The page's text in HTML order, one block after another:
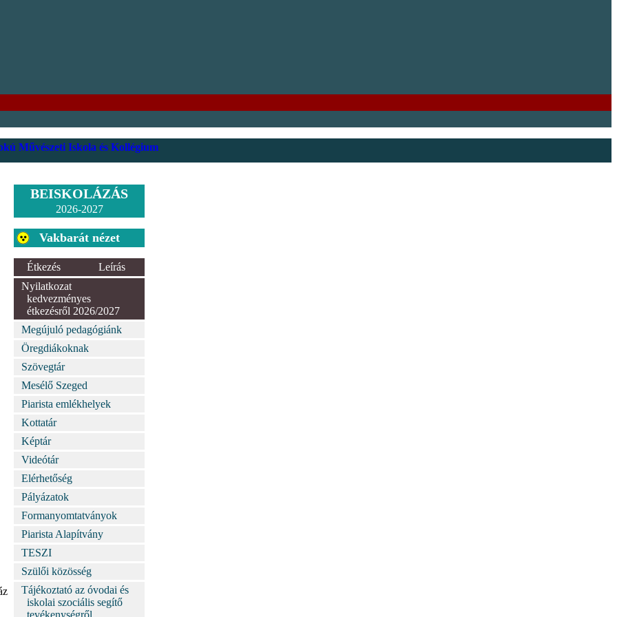
Művészeti Iskola és Kollégium
BEISKOLÁZÁS
2026-2027
Vakbarát nézet
Étkezés
Leírás
Nyilatkozat
kedvezményes
étkezésről 2026/2027
Megújuló pedagógiánk
Öregdiákoknak
Szövegtár
Mesélő Szeged
Piarista emlékhelyek
Kottatár
Képtár
Videótár
Elérhetőség
Pályázatok
Formanyomtatványok
Piarista Alapítvány
TESZI
Szülői közösség
Tájékoztató az óvodai és
iskolai szociális segítő
tevékenységről